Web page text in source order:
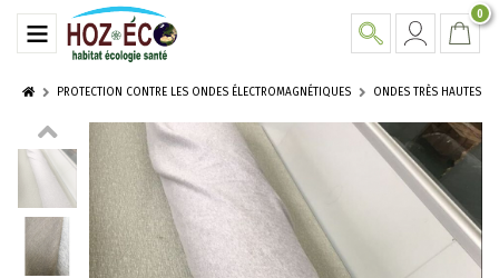
0
PROTECTION CONTRE LES ONDES ÉLECTROMAGNÉTIQUES ONDES TRÈS HAUTES